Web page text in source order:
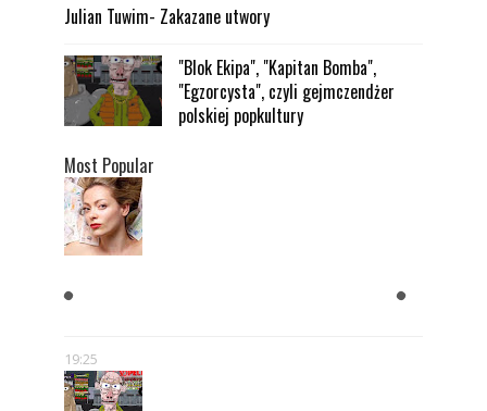
Julian Tuwim- Zakazane utwory
"Blok Ekipa", "Kapitan Bomba",
"Egzorcysta", czyli gejmczendżer
polskiej popkultury
Most Popular
19:25